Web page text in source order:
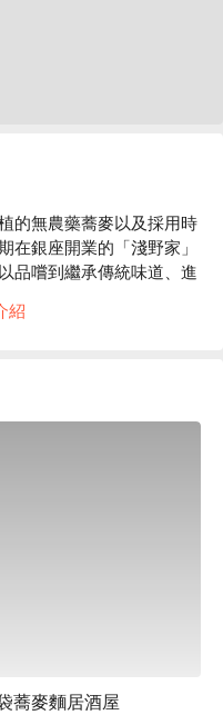
的無農藥蕎麥以及採用時
在銀座開業的「淺野家」
品嚐到繼承傳統味道、進
蕎麥麵與精心熬製的高
營造出溫馨舒適的氛
中，一邊享受片刻喘息的
紹
蕎麥麵居酒屋